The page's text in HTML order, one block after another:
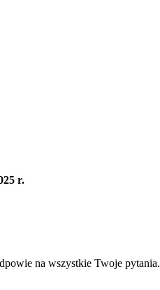
r.
na wszystkie Twoje pytania.